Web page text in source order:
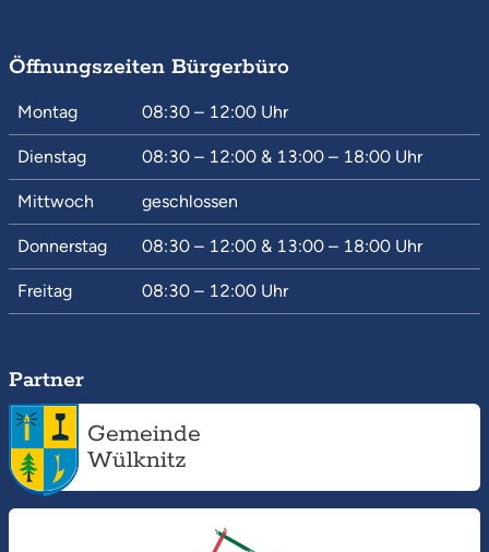
Öffnungszeiten Bürgerbüro
Montag 08:30 – 12:00 Uhr
Dienstag 08:30 – 12:00 & 13:00 – 18:00 Uhr
Mittwoch geschlossen
Donnerstag 08:30 – 12:00 & 13:00 – 18:00 Uhr
Freitag 08:30 – 12:00 Uhr
Partner
Gemeinde
Wülknitz